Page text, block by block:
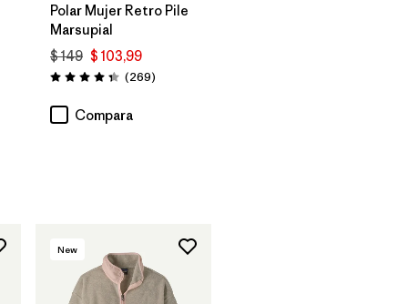
Polar Mujer Retro Pile
Marsupial
$ 149 $ 103,99
Valoración: 4.3 / 5
(269Comentarios
)
Compara
New